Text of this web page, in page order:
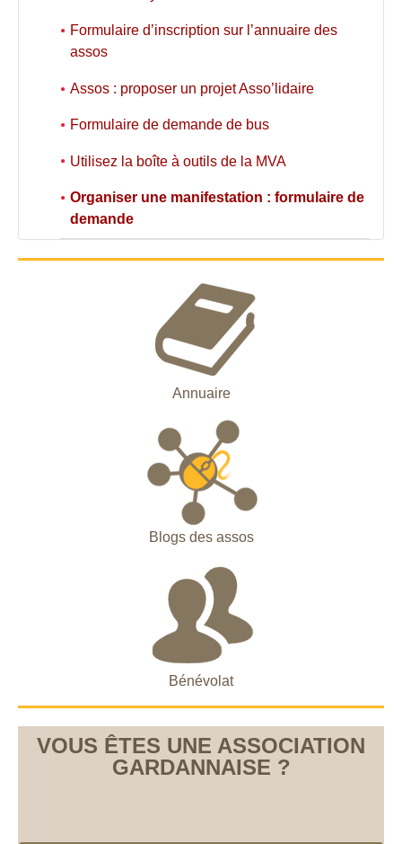
Formulaire d’inscription sur l’annuaire des
assos
Assos : proposer un projet Asso’lidaire
Formulaire de demande de bus
Utilisez la boîte à outils de la MVA
Organiser une manifestation : formulaire de
demande
Annuaire
Blogs des assos
Bénévolat
VOUS ÊTES UNE ASSOCIATION
GARDANNAISE ?